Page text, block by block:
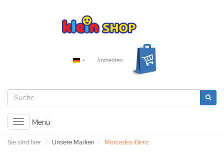
Anmelden
Toggle
navigation
Menü
Sie sind hier: Unsere Marken Mercedes-Benz